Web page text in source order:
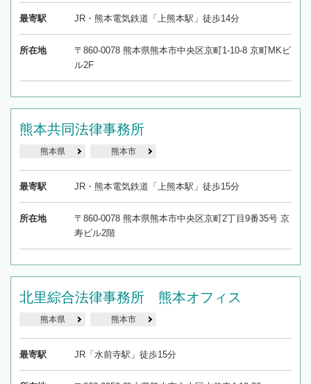
最寄駅 JR・熊本電気鉄道「上熊本駅」徒歩14分
所在地
〒860-0078 熊本県熊本市中央区京町1-10-8 京町MKビ
ル2F
熊本共同法律事務所
熊本県 熊本市
最寄駅 JR・熊本電気鉄道「上熊本駅」徒歩15分
所在地
〒860-0078 熊本県熊本市中央区京町2丁目9番35号 京
寿ビル2階
北里綜合法律事務所 熊本オフィス
熊本県 熊本市
最寄駅 JR「水前寺駅」徒歩15分